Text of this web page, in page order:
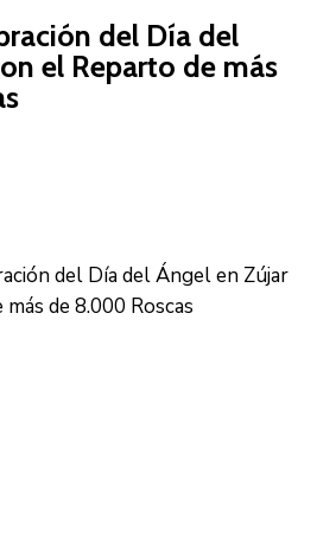
del Día del
el Reparto de más
del Día del Ángel en Zújar
de 8.000 Roscas